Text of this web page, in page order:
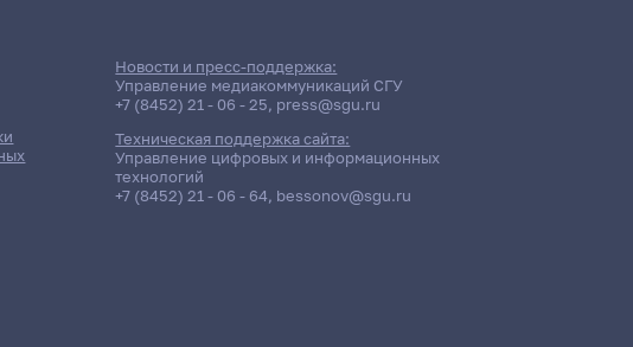
Новости и пресс-поддержка:
Управление медиакоммуникаций СГУ
+7 (8452) 21 - 06 - 25, press@sgu.ru
Техническая поддержка сайта:
Управление цифровых и информационных
технологий
+7 (8452) 21 - 06 - 64, bessonov@sgu.ru